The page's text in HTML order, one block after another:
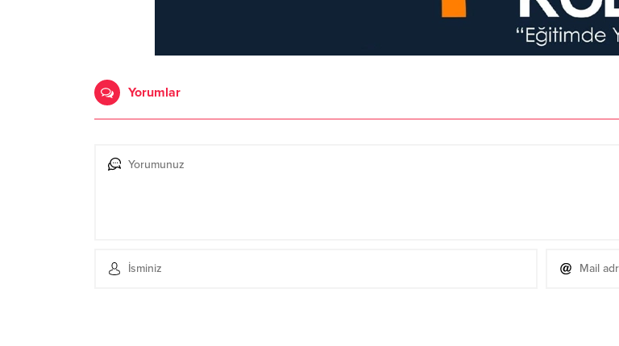
Yorumlar